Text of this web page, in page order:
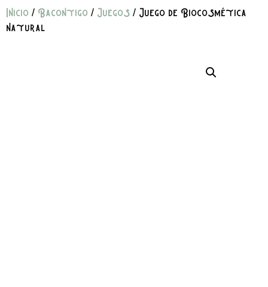
Inicio / Bacontigo / Juegos / Juego de Biocosmética
natural